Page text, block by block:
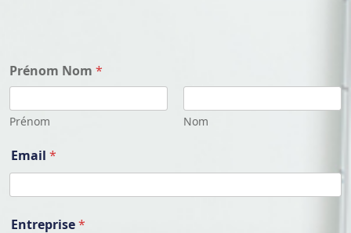
Prénom Nom *
Prénom Nom
Email *
Entreprise*